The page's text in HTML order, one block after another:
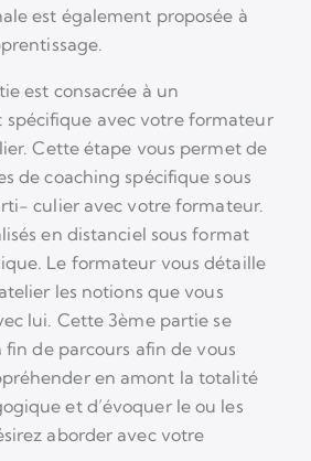
est également proposée à
est consacrée à un
spécifique avec votre formateur
Cette étape vous permet de
de coaching spécifique sous
culier avec votre formateur.
en distanciel sous format
Le formateur vous détaille
les notions que vous
lui. Cette 3ème partie se
fin de parcours afin de vous
en amont la totalité
et d’évoquer le ou les
aborder avec votre